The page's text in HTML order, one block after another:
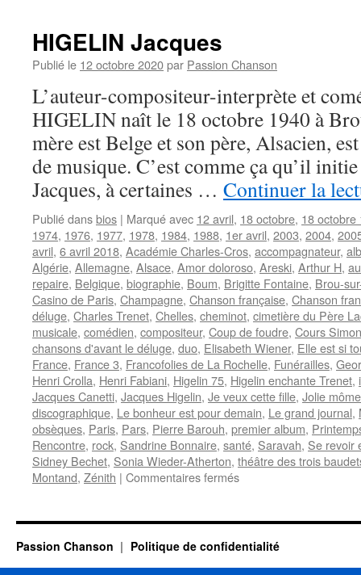
HIGELIN Jacques
Publié le 12 octobre 2020par Passion Chanson
L’auteur-compositeur-interprète et
HIGELIN naît le 18 octobre 1940 à
mère est Belge et son père, Alsacien,
de musique. C’est comme ça qu’il
Jacques, à certaines … Continuer la
Publié dansbios | Marqué avec 12 avril, 18 octobre, 18 octobre
1974, 1976, 1977, 1978, 1984, 1988, 1er avril, 2003, 2004,
avril, 6 avril 2018, Académie Charles-Cros, accompagnateur,
Algérie, Allemagne, Alsace, Amor doloroso, Areski, Arthur H,
repaire, Belgique, biographie, Boum, Brigitte Fontaine, Brou-
Casino de Paris, Champagne, Chanson française, Chanson
déluge, Charles Trenet, Chelles, cheminot, cimetière du Père
musicale, comédien, compositeur, Coup de foudre, Cours Simon
chansons d'avant le déluge, duo, Elisabeth Wiener, Elle est si
France, France 3, Francofolies de La Rochelle, Funérailles,
Henri Crolla, Henri Fabiani, Higelin 75, Higelin enchante Trenet,
Jacques Canetti, Jacques Higelin, Je veux cette fille, Jolie môme
discographique, Le bonheur est pour demain, Le grand journal,
obsèques, Paris, Pars, Pierre Barouh, premier album,
Rencontre, rock, Sandrine Bonnaire, santé, Saravah, Se revoir
Sidney Bechet, Sonia Wieder-Atherton, théâtre des trois
Montand, Zénith | Commentaires ferméssur
Passion Chanson Politique de confidentialité